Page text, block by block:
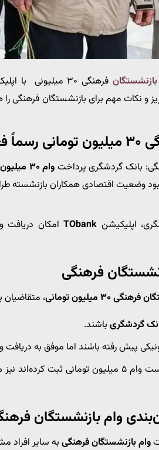
و نکات مهم برای بازنشستگان فرهنگی
شد
بانک گردشگری پرداخت وام ۳۰ میلیون تومانی
وضعیت اقتصادی همکاران بازنشسته
اپلیکیشن TObank امکان دریافت
فرهنگی
۳۰ میلیون تومانی
، متقاضیان
باشند.
پیش رفته باشند اما موفق به دریافت
وام بازنشستگان
وام بازنشستگان فرهنگیبه سایر افراد